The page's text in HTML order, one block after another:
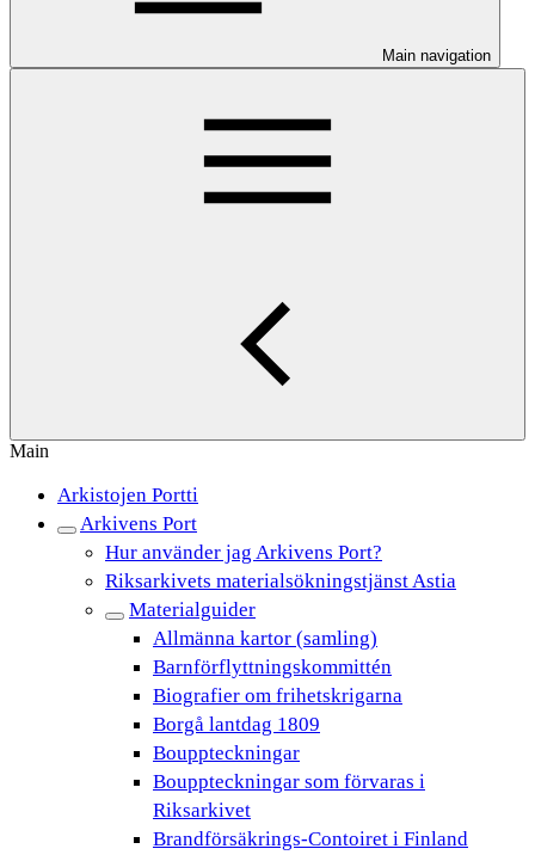
Main navigation
Main
Arkistojen Portti
Arkivens Port
Hur använder jag Arkivens Port?
Riksarkivets materialsökningstjänst Astia
Materialguider
Allmänna kartor (samling)
Barnförflyttningskommittén
Biografier om frihetskrigarna
Borgå lantdag 1809
Bouppteckningar
Bouppteckningar som förvaras i
Riksarkivet
Brandförsäkrings-Contoiret i Finland